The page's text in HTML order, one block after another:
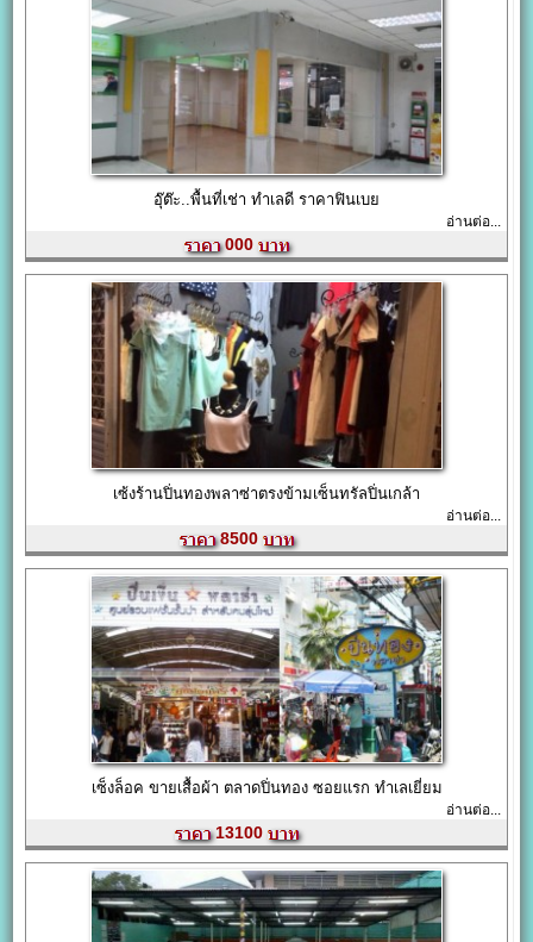
อุ๊ต๊ะ..พื้นที่เช่า ทำเลดี ราคาฟินเบย
อ่านต่อ...
000
เซ้งร้านปิ่นทองพลาซ่าตรงข้ามเซ็นทรัลปิ่นเกล้า
อ่านต่อ...
8500
เซ็งล็อค ขายเสื้อผ้า ตลาดปิ่นทอง ซอยแรก ทำเลเยี่ยม
อ่านต่อ...
13100